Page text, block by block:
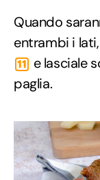
Quando
entrambi i
11
e lasciale
paglia.